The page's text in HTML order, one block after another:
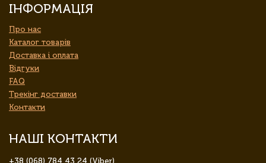
ІНФОРМАЦІЯ
Про нас
Каталог товарів
Доставка і оплата
Відгуки
FAQ
Трекінг доставки
Контакти
НАШІ КОНТАКТИ
+38 (068) 784 43 24 (Viber)